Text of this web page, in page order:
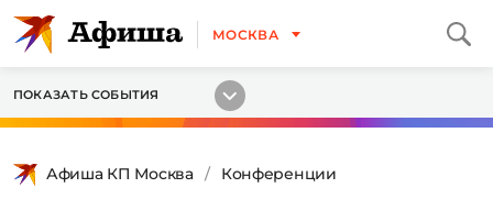
МОСКВА
ПОКАЗАТЬ СОБЫТИЯ
Афиша КП Москва Конференции